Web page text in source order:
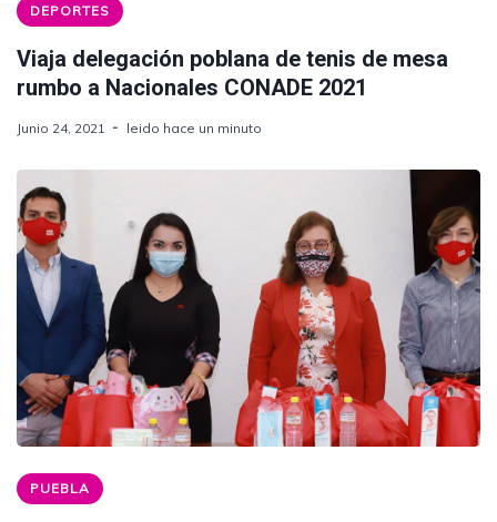
DEPORTES
Viaja delegación poblana de tenis de mesa
rumbo a Nacionales CONADE 2021
Junio 24, 2021 leido hace un minuto
PUEBLA